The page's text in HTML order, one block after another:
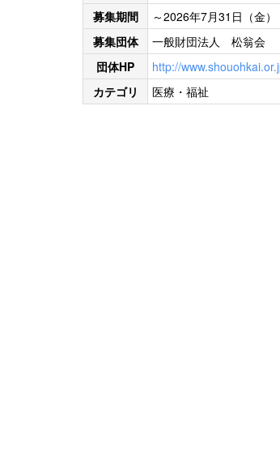
募集期間
～2026年7月31日（金）
募集団体
一般財団法人 松翁会
団体HP
http://
カテゴリ
医療・福祉